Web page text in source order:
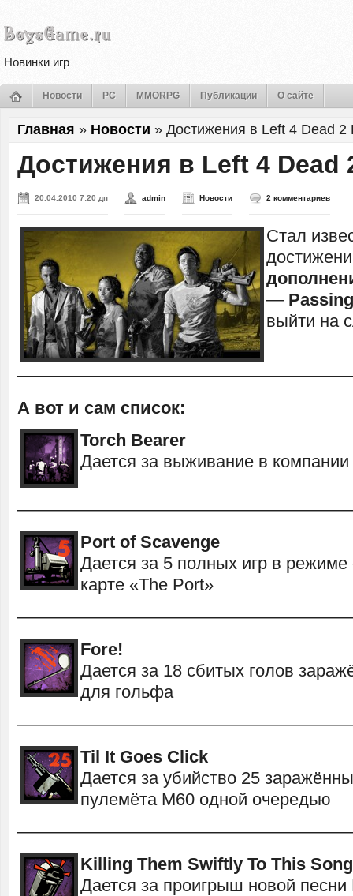
Новинки игр
Новости PC MMORPG Публикации О сайте
Главная » Новости » Достижения в Left 4 Dead 2
Достижения в Left 4 Dead
20.04.2010 7:20 дп admin Новости 2 комментариев
Стал
— Passing
выйти на
А вот и сам список:
Torch Bearer
Дается за выживание в
Port of Scavenge
Дается за 5 полных игр в
карте «The Port»
Fore!
Дается за 18 сбитых голов
для гольфа
Til It Goes Click
Дается за убийство 25
пулемёта M60 одной очередью
Killing Them Swiftly To This Song
Дается за проигрыш новой